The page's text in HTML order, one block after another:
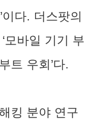
다. 더스팟의
모바일 기기 부
트 우회’다.
킹 분야 연구